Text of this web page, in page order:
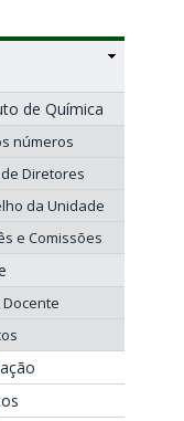
de Química
números
Diretores
da Unidade
e Comissões